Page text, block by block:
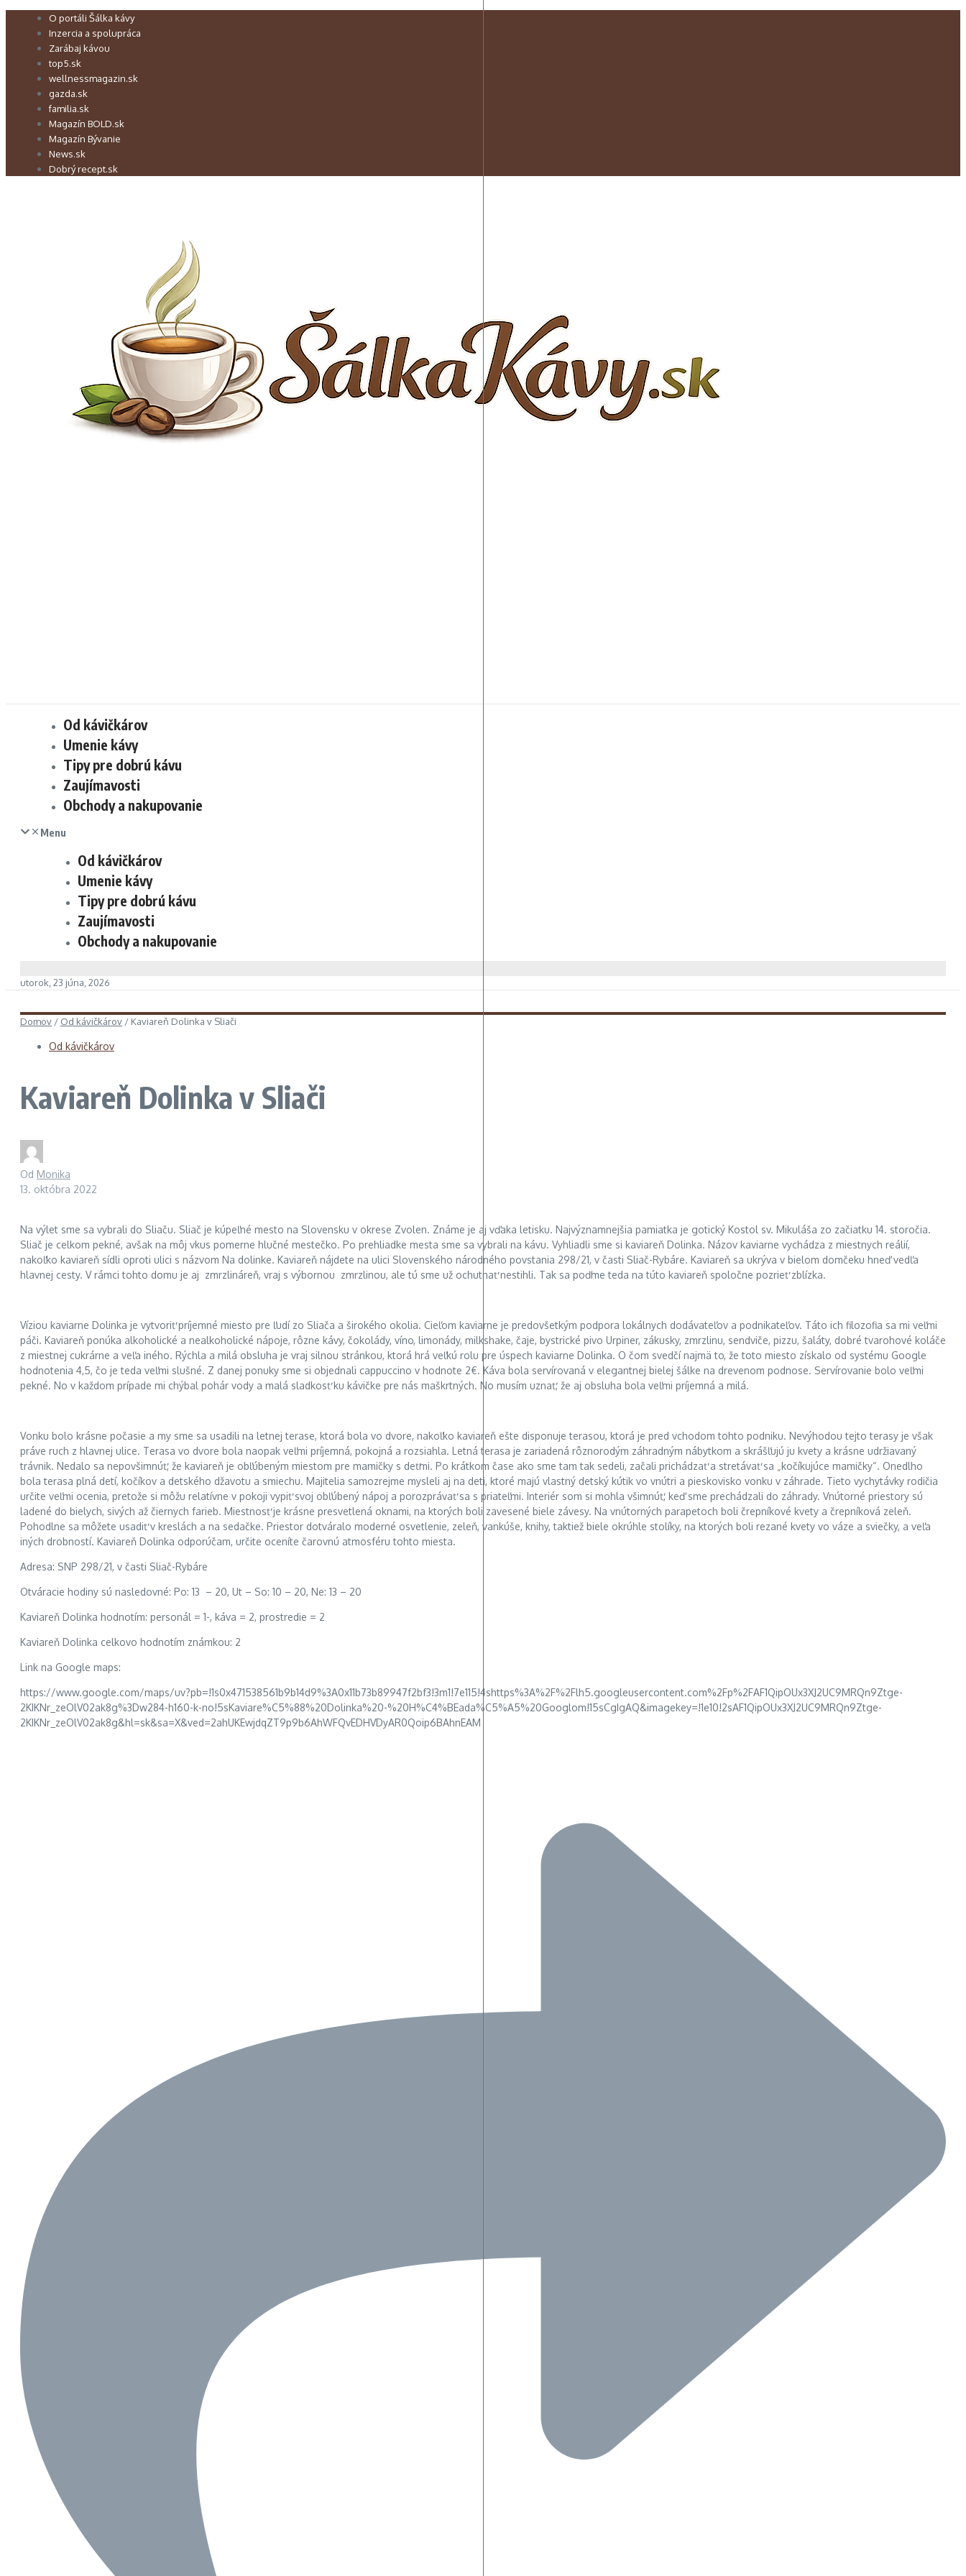
Preskočiť O portáli Šálka kávy
Inzercia a spolupráca
Zarábaj kávou
top5.sk
wellnessmagazin.sk
gazda.sk
familia.sk
Magazín BOLD.sk
Magazín Bývanie
News.sk
Dobrý recept.sk
Od kávičkárov
Umenie kávy
Tipy pre dobrú kávu
Zaujímavosti
Obchody a nakupovanie
Menu
Od kávičkárov
Umenie kávy
Tipy pre dobrú kávu
Zaujímavosti
Obchody a nakupovanie
utorok, 23 júna, 2026
Domov / Od kávičkárov / Kaviareň Dolinka v Sliači
Od kávičkárov
Kaviareň Dolinka v Sliači
Od Monika
13. októbra 2022
Na výlet sme sa vybrali do Sliaču. Sliač je kúpeľné mesto na Slovensku v okrese Zvolen. Známe je aj vďaka letisku. Najvýznamnejšia pamiatka je gotický Kostol sv. Mikuláša zo začiatku 14. storočia.
Sliač je celkom pekné, avšak na môj vkus pomerne hlučné mestečko. Po prehliadke mesta sme sa vybrali na kávu. Vyhliadli sme si kaviareň Dolinka. Názov kaviarne vychádza z miestnych reálií,
nakoľko kaviareň sídli oproti ulici s názvom Na dolinke. Kaviareň nájdete na ulici Slovenského národného povstania 298/21, v časti Sliač-Rybáre. Kaviareň sa ukrýva v bielom domčeku hneď vedľa
hlavnej cesty. V rámci tohto domu je aj zmrzlináreň, vraj s výbornou zmrzlinou, ale tú sme už ochutnať nestihli. Tak sa poďme teda na túto kaviareň spoločne pozrieť zblízka.
Víziou kaviarne Dolinka je vytvoriť príjemné miesto pre ľudí zo Sliača a širokého okolia. Cieľom kaviarne je predovšetkým podpora lokálnych dodávateľov a podnikateľov. Táto ich filozofia sa mi veľmi
páči. Kaviareň ponúka alkoholické a nealkoholické nápoje, rôzne kávy, čokolády, víno, limonády, milkshake, čaje, bystrické pivo Urpiner, zákusky, zmrzlinu, sendviče, pizzu, šaláty, dobré tvarohové koláče
z miestnej cukrárne a veľa iného. Rýchla a milá obsluha je vraj silnou stránkou, ktorá hrá veľkú rolu pre úspech kaviarne Dolinka. O čom svedčí najmä to, že toto miesto získalo od systému Google
hodnotenia 4,5, čo je teda veľmi slušné. Z danej ponuky sme si objednali cappuccino v hodnote 2€. Káva bola servírovaná v elegantnej bielej šálke na drevenom podnose. Servírovanie bolo veľmi
pekné. No v každom prípade mi chýbal pohár vody a malá sladkosť ku kávičke pre nás maškrtných. No musím uznať, že aj obsluha bola veľmi príjemná a milá.
Vonku bolo krásne počasie a my sme sa usadili na letnej terase, ktorá bola vo dvore, nakoľko kaviareň ešte disponuje terasou, ktorá je pred vchodom tohto podniku. Nevýhodou tejto terasy je však
práve ruch z hlavnej ulice. Terasa vo dvore bola naopak veľmi príjemná, pokojná a rozsiahla. Letná terasa je zariadená rôznorodým záhradným nábytkom a skrášľujú ju kvety a krásne udržiavaný
trávnik. Nedalo sa nepovšimnúť, že kaviareň je obľúbeným miestom pre mamičky s deťmi. Po krátkom čase ako sme tam tak sedeli, začali prichádzať a stretávať sa „kočíkujúce mamičky“. Onedlho
bola terasa plná detí, kočíkov a detského džavotu a smiechu. Majitelia samozrejme mysleli aj na deti, ktoré majú vlastný detský kútik vo vnútri a pieskovisko vonku v záhrade. Tieto vychytávky rodičia
určite veľmi ocenia, pretože si môžu relatívne v pokoji vypiť svoj obľúbený nápoj a porozprávať sa s priateľmi. Interiér som si mohla všimnúť, keď sme prechádzali do záhrady. Vnútorné priestory sú
ladené do bielych, sivých až čiernych farieb. Miestnosť je krásne presvetlená oknami, na ktorých boli zavesené biele závesy. Na vnútorných parapetoch boli črepníkové kvety a črepníková zeleň.
Pohodlne sa môžete usadiť v kreslách a na sedačke. Priestor dotváralo moderné osvetlenie, zeleň, vankúše, knihy, taktiež biele okrúhle stolíky, na ktorých boli rezané kvety vo váze a sviečky, a veľa
iných drobností. Kaviareň Dolinka odporúčam, určite oceníte čarovnú atmosféru tohto miesta.
Adresa: SNP 298/21, v časti Sliač-Rybáre
Otváracie hodiny sú nasledovné: Po: 13 – 20, Ut – So: 10 – 20, Ne: 13 – 20
Kaviareň Dolinka hodnotím: personál = 1-, káva = 2, prostredie = 2
Kaviareň Dolinka celkovo hodnotím známkou: 2
Link na Google maps:
https://www.google.com/maps/uv?pb=!1s0x471538561b9b14d9%3A0x11b73b89947f2bf3!3m1!7e115!4shttps%3A%2F%2Flh5.googleusercontent.com%2Fp%2FAF1QipOUx3XJ2UC9MRQn9Ztge-
2KIKNr_zeOlV02ak8g%3Dw284-h160-k-no!5sKaviare%C5%88%20Dolinka%20-%20H%C4%BEada%C5%A5%20Googlom!15sCgIgAQ&imagekey=!1e10!2sAF1QipOUx3XJ2UC9MRQn9Ztge-
2KIKNr_zeOlV02ak8g&hl=sk&sa=X&ved=2ahUKEwjdqZT9p9b6AhWFQvEDHVDyAR0Qoip6BAhnEAM